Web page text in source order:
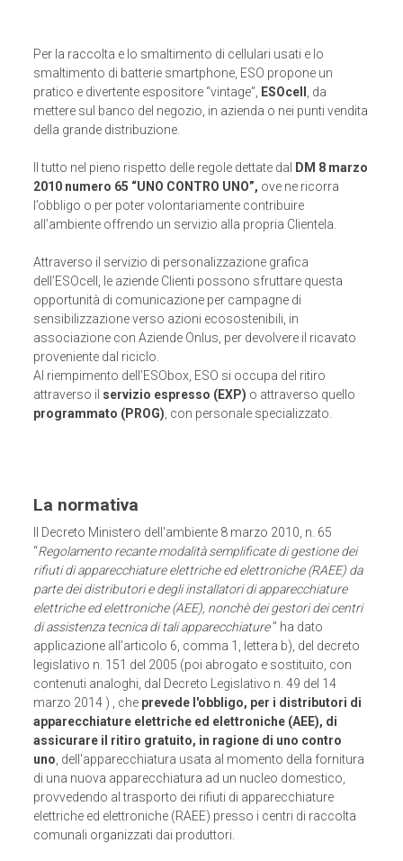
Per la raccolta e lo smaltimento di cellulari usati e lo
smaltimento di batterie smartphone, ESO propone un
pratico e divertente espositore “vintage”, ESOcell , da
mettere sul banco del negozio, in azienda o nei punti vendita
della grande distribuzione.
Il tutto nel pieno rispetto delle regole dettate dal
DM 8 marzo
2010 numero 65 “UNO CONTRO UNO”, ove ne ricorra
l’obbligo o per poter volontariamente contribuire
all’ambiente offrendo un servizio alla propria Clientela.
Attraverso il servizio di personalizzazione grafica
dell’ESOcell, le aziende Clienti possono sfruttare questa
opportunità di comunicazione per campagne di
sensibilizzazione verso azioni ecosostenibili, in
associazione con Aziende Onlus, per devolvere il ricavato
proveniente dal riciclo.
Al riempimento dell’ESObox, ESO si occupa del ritiro
attraverso il servizio espresso (EXP) o attraverso quello
programmato (PROG), con personale specializzato.
La normativa
Il Decreto Ministero dell'ambiente 8 marzo 2010, n. 65
“Regolamento recante modalità semplificate di gestione dei
rifiuti di apparecchiature elettriche ed elettroniche (RAEE) da
parte dei distributori e degli installatori di apparecchiature
elettriche ed elettroniche (AEE), nonchè dei gestori dei centri
di assistenza tecnica di tali apparecchiature” ha dato
applicazione all’articolo 6, comma 1, lettera b), del decreto
legislativo n. 151 del 2005 (poi abrogato e sostituito, con
contenuti analoghi, dal Decreto Legislativo n. 49 del 14
marzo 2014 ) , che prevede l'obbligo, per i distributori di
apparecchiature elettriche ed elettroniche (AEE), di
assicurare il ritiro gratuito, in ragione di uno contro
uno, dell'apparecchiatura usata al momento della fornitura
di una nuova apparecchiatura ad un nucleo domestico,
provvedendo al trasporto dei rifiuti di apparecchiature
elettriche ed elettroniche (RAEE) presso i centri di raccolta
comunali organizzati dai produttori.